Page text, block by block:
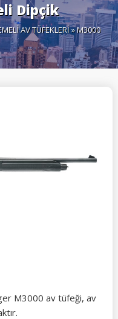
Dipçik
AV TÜFEKLERİ» M3000
M3000 av tüfeği, av